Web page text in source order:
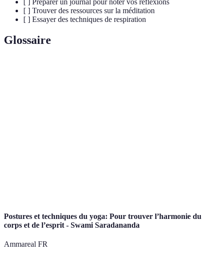
[ ] Préparer un journal pour noter vos réflexions
[ ] Trouver des ressources sur la méditation
[ ] Essayer des techniques de respiration
Glossaire
Postures et techniques du yoga: Pour trouver l’harmonie du
corps et de l’esprit - Swami Saradananda
Ammareal FR